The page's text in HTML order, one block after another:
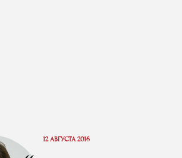
12 АВГУСТА 2016